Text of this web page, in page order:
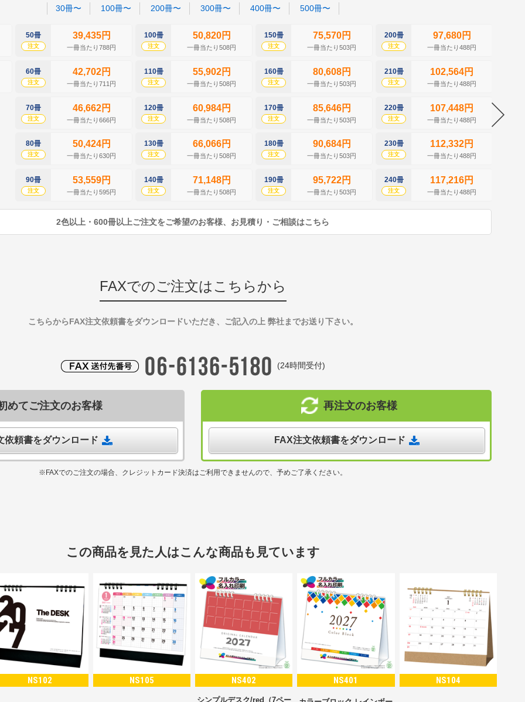
30冊〜 100冊〜 200冊〜 300冊〜 400冊〜 500冊〜
50冊
注文
39,435円
一冊当たり788円
60冊
注文
42,702円
一冊当たり711円
70冊
注文
46,662円
一冊当たり666円
80冊
注文
50,424円
一冊当たり630円
90冊
注文
53,559円
一冊当たり595円
100冊
注文
50,820円
一冊当たり508円
110冊
注文
55,902円
一冊当たり508円
120冊
注文
60,984円
一冊当たり508円
130冊
注文
66,066円
一冊当たり508円
140冊
注文
71,148円
一冊当たり508円
150冊
注文
75,570円
一冊当たり503円
160冊
注文
80,608円
一冊当たり503円
170冊
注文
85,646円
一冊当たり503円
180冊
注文
90,684円
一冊当たり503円
190冊
注文
95,722円
一冊当たり503円
200冊
注文
97,680円
一冊当たり488円
210冊
注文
102,564円
一冊当たり488円
220冊
注文
107,448円
一冊当たり488円
230冊
注文
112,332円
一冊当たり488円
240冊
注文
117,216円
一冊当たり488円
2色以上・600冊以上ご注文をご希望のお客様、お見積り・ご相談はこちら
FAXでのご注文はこちらから
こちらからFAX注文依頼書をダウンロードいただき、ご記入の上 弊社までお送り下さい。
(24時間受付)
めてご注文のお客様
依頼書をダウンロード
再注文のお客様
FAX注文依頼書をダウンロード
※FAXでのご注文の場合、クレジットカード決済はご利用できませんので、予めご了承ください。
この商品を見た人はこんな商品も見ています
NS102 NS105 NS402
シンプルデスク/red（7ペー
NS401 NS104